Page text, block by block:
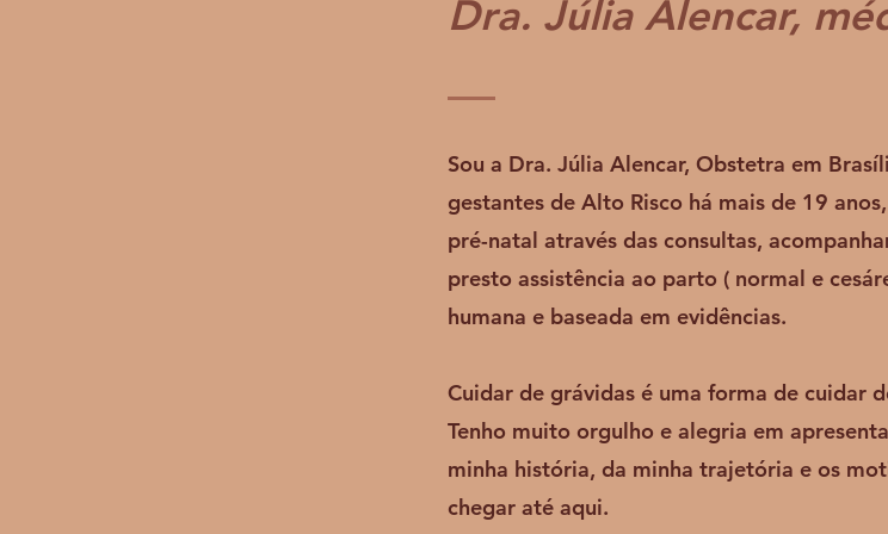
Dra. Júlia Alencar,
Sou a Dra. Júlia Alencar, Obstetra em
gestantes de Alto Risco há mais de 19
pré-natal através das consultas,
presto assistência ao parto ( normal e
humana e baseada em evidências.
Cuidar de grávidas é uma forma de cuidar
Tenho muito orgulho e alegria em
minha história, da minha trajetória e os
chegar até aqui.